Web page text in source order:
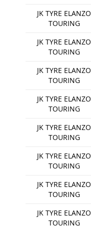
JK TYRE ELANZO
TOURING
JK TYRE ELANZO
TOURING
JK TYRE ELANZO
TOURING
JK TYRE ELANZO
TOURING
JK TYRE ELANZO
TOURING
JK TYRE ELANZO
TOURING
JK TYRE ELANZO
TOURING
JK TYRE ELANZO
TOURING